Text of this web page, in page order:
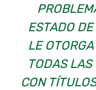
ESTADO
LE
TODAS
CON